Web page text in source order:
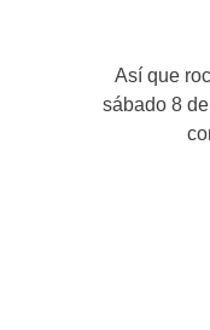
Así que
sábado 8